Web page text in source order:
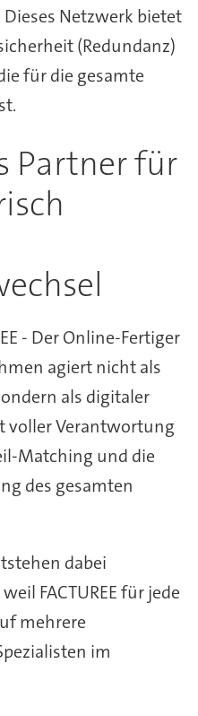
Netzwerk bietet
(Redundanz)
für die gesamte
Partner für
- Der Online-Fertiger
agiert nicht als
als digitaler
voller Verantwortung
Matching und die
des gesamten
dabei
FACTUREE für jede
mehrere
im